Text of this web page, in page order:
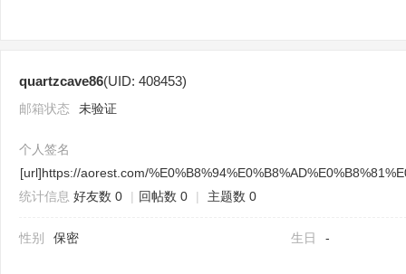
quartzcave86(UID: 408453)
邮箱状态 未验证
个人签名
[url]https://aorest.com/
统计信息 好友数 0 | 回帖数 0 | 主题数 0
性别 保密 生日 -